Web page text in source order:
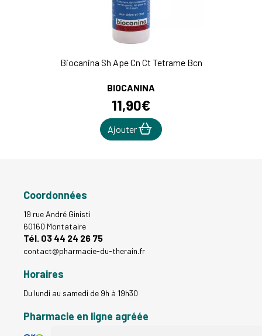
Biocanina Sh Ape Cn Ct Tetrame Bcn
BIOCANINA
11,90€
Ajouter
Coordonnées
19 rue André Ginisti
60160 Montataire
Tél. 03 44 24 26 75
contact@pharmacie-du-therain.fr
Horaires
Du lundi au samedi de 9h à 19h30
Pharmacie en ligne agréée